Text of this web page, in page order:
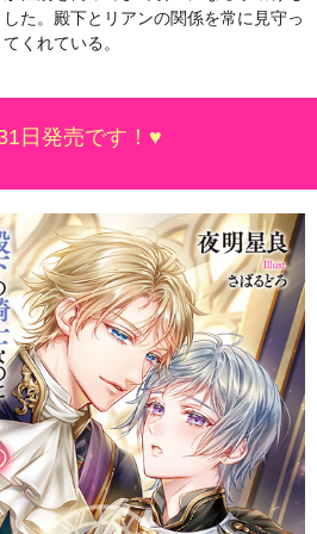
した。殿下とリアンの関係を常に見守っ
てくれている。
日発売です！♥